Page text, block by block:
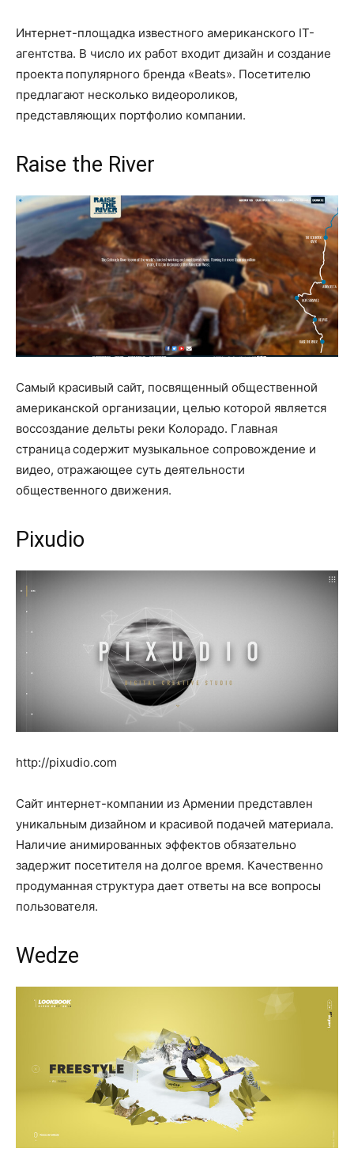
Интернет-площадка известного американского IT-
агентства. В число их работ входит дизайн и создание
проекта популярного бренда «Beats». Посетителю
предлагают несколько видеороликов,
представляющих портфолио компании.
Raise the River
Самый красивый сайт, посвященный общественной
американской организации, целью которой является
воссоздание дельты реки Колорадо. Главная
страница содержит музыкальное сопровождение и
видео, отражающее суть деятельности
общественного движения.
Pixudio
http://pixudio.com
Сайт интернет-компании из Армении представлен
уникальным дизайном и красивой подачей материала.
Наличие анимированных эффектов обязательно
задержит посетителя на долгое время. Качественно
продуманная структура дает ответы на все вопросы
пользователя.
Wedze